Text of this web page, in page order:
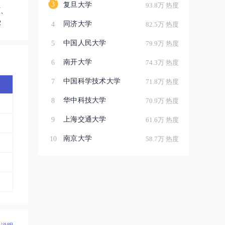
3 复旦大学 93.8万 热度
4 同济大学 82.5万 热度
5 中国人民大学 79.9万 热度
6 南开大学 74.3万 热度
7 中国科学技术大学 71.8万 热度
8 华中科技大学 70.9万 热度
9 上海交通大学 61.6万 热度
10 南京大学 58.7万 热度